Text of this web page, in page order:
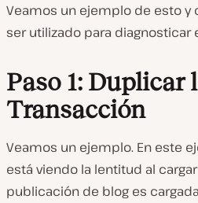
Veamos un ejemplo de esto y
ser utilizado para diagnosticar
Paso 1: Duplicar
Transacción
Veamos un ejemplo. En este
está viendo la lentitud al
publicación de blog es